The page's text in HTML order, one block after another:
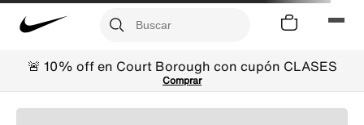
🚨 10% off en Court Borough con cupón CLASES
Comprar